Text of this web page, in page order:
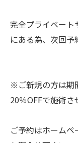
完全プライベー
にある為、次回予
※ご新規の方は期
20％OFFで施術さ
ご予約はホーム